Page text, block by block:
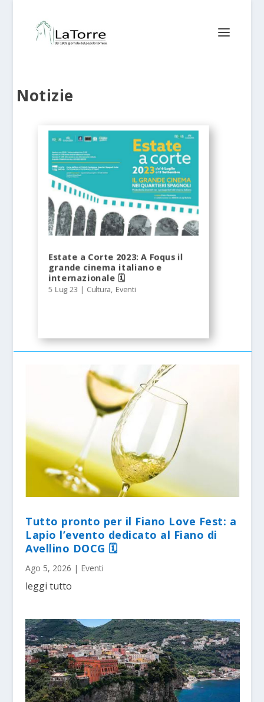
Notizie
Estate a Corte 2023: A Foqus il
grande cinema italiano e
internazionale 🗓
5 Lug 23 | Cultura, Eventi
Tutto pronto per il Fiano Love Fest: a
Lapio l’evento dedicato al Fiano di
Avellino DOCG 🗓
Ago 5, 2026 | Eventi
leggi tutto